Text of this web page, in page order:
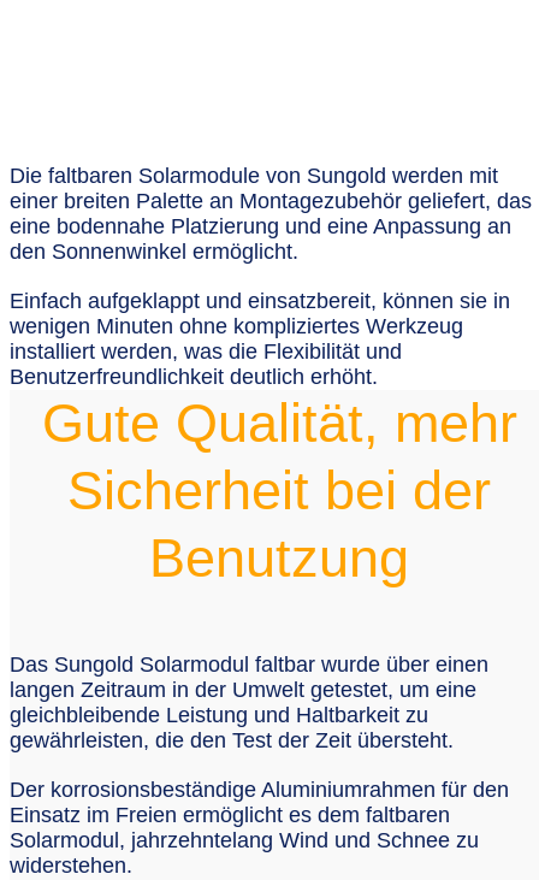
Die faltbaren Solarmodule von Sungold werden mit
einer breiten Palette an Montagezubehör geliefert, das
eine bodennahe Platzierung und eine Anpassung an
den Sonnenwinkel ermöglicht.
Einfach aufgeklappt und einsatzbereit, können sie in
wenigen Minuten ohne kompliziertes Werkzeug
installiert werden, was die Flexibilität und
Benutzerfreundlichkeit deutlich erhöht.
Gute Qualität, mehr
Sicherheit bei der
Benutzung
Das Sungold Solarmodul faltbar wurde über einen
langen Zeitraum in der Umwelt getestet, um eine
gleichbleibende Leistung und Haltbarkeit zu
gewährleisten, die den Test der Zeit übersteht.
Der korrosionsbeständige Aluminiumrahmen für den
Einsatz im Freien ermöglicht es dem faltbaren
Solarmodul, jahrzehntelang Wind und Schnee zu
widerstehen.